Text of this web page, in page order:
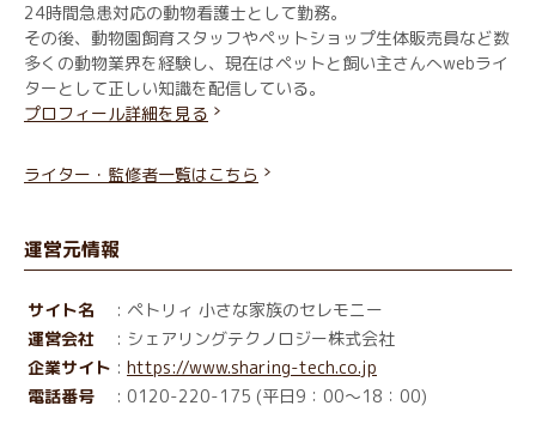
24時間急患対応の動物看護士として勤務。
その後、動物園飼育スタッフやペットショップ生体販売員など数
多くの動物業界を経験し、現在はペットと飼い主さんへwebライ
ターとして正しい知識を配信している。
プロフィール詳細を見る
ライター・監修者一覧はこちら
運営元情報
サイト名
: ペトリィ 小さな家族のセレモニー
運営会社
: シェアリングテクノロジー株式会社
企業サイト : https://www.sharing-tech.co.jp
電話番号
: 0120-220-175 (平日9：00～18：00)